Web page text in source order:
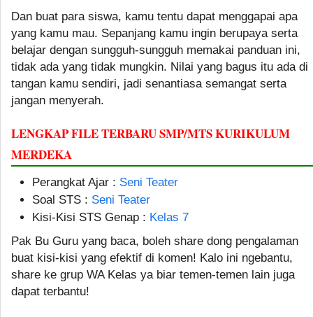
Dan buat para siswa, kamu tentu dapat menggapai apa
yang kamu mau. Sepanjang kamu ingin berupaya serta
belajar dengan sungguh-sungguh memakai panduan ini,
tidak ada yang tidak mungkin. Nilai yang bagus itu ada di
tangan kamu sendiri, jadi senantiasa semangat serta
jangan menyerah.
LENGKAP FILE TERBARU SMP/MTS KURIKULUM
MERDEKA
Perangkat Ajar : Seni Teater
Soal STS : Seni Teater
Kisi-Kisi STS Genap : Kelas 7
Pak Bu Guru yang baca, boleh share dong pengalaman
buat kisi-kisi yang efektif di komen! Kalo ini ngebantu,
share ke grup WA Kelas ya biar temen-temen lain juga
dapat terbantu!